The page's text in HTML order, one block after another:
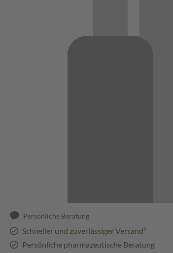
Persönliche Beratung
Schneller und zuverlässiger Versand³
Persönliche pharmazeutische Beratung